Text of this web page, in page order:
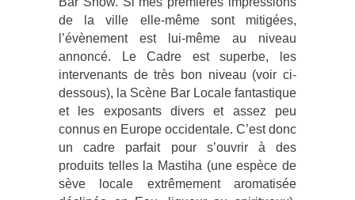
de la ville elle-même sont mitigées,
l’évènement est lui-même au niveau
annoncé. Le Cadre est superbe, les
intervenants de très bon niveau (voir ci-
dessous), la Scène Bar Locale fantastique
et les exposants divers et assez peu
connus en Europe occidentale. C’est donc
un cadre parfait pour s’ouvrir à des
produits telles la Mastiha (une espèce de
sève locale extrêmement aromatisée